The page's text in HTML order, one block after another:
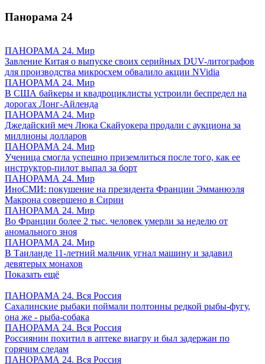
Панорама 24
ПАНОРАМА 24. Мир
Завление Китая о выпуске своих серийных DUV-литографов
для производства микросхем обвалило акции NVidia
ПАНОРАМА 24. Мир
В США байкеры и квадроциклисты устроили беспредел на
дорогах Лонг-Айленда
ПАНОРАМА 24. Мир
Джедайский меч Люка Скайуокера продали с аукциона за
миллионы долларов
ПАНОРАМА 24. Мир
Ученица смогла успешно приземлиться после того, как ее
инструктор-пилот выпал за борт
ПАНОРАМА 24. Мир
ИноСМИ: покушение на президента Франции Эмманюэля
Макрона совершено в Сирии
ПАНОРАМА 24. Мир
Во Франции более 2 тыс. человек умерли за неделю от
аномального зноя
ПАНОРАМА 24. Мир
В Таиланде 11-летний мальчик угнал машину и задавил
девятерых монахов
Показать ещё
ПАНОРАМА 24. Вся Россия
Сахалинские рыбаки поймали полтонны редкой рыбы-фугу,
она же - рыба-собака
ПАНОРАМА 24. Вся Россия
Россиянин похитил в аптеке виагру и был задержан по
горячим следам
ПАНОРАМА 24. Вся Россия